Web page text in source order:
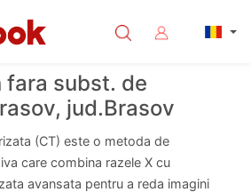
fara subst. de
jud.Brasov
(CT) este o metoda de
care combina razele X cu
avansata pentru a reda imagini